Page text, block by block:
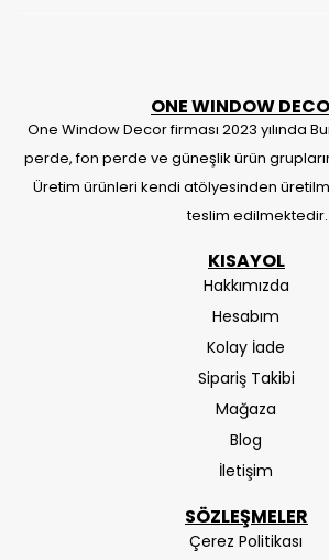
ONE WINDOW
One Window Decor firması 2023 yılında
perde, fon perde ve güneşlik ürün
Üretim ürünleri kendi atölyesinden
teslim edilmektedir.
KISAYOL
Hakkımızda
Hesabım
Kolay İade
Sipariş Takibi
Mağaza
Blog
İletişim
SÖZLEŞMELER
Çerez Politikası